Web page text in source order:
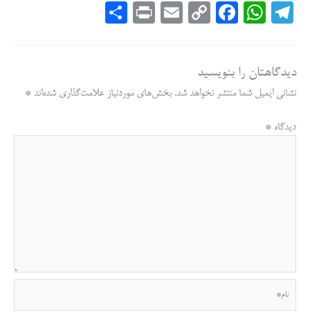
Te
a
m
W
A
pp
Fa
ok
C
nk
E
Pr
دیدگاهتان را بنویسید
نشانی ایمیل شما منتشر نخواهد شد. بخش‌های موردنیاز علامت‌گذاری شده‌اند *
دیدگاه *